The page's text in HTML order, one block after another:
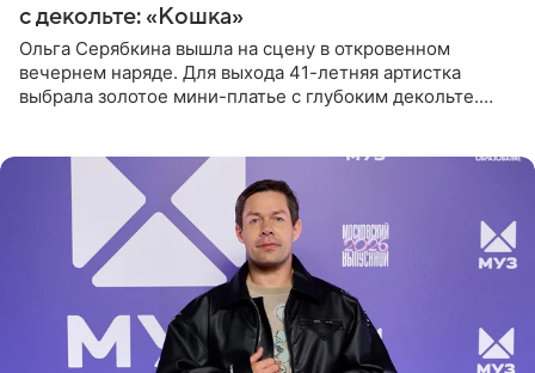
с декольте: «Кошка»
Ольга Серябкина вышла на сцену в откровенном
вечернем наряде. Для выхода 41-летняя артистка
выбрала золотое мини-платье с глубоким декольте.